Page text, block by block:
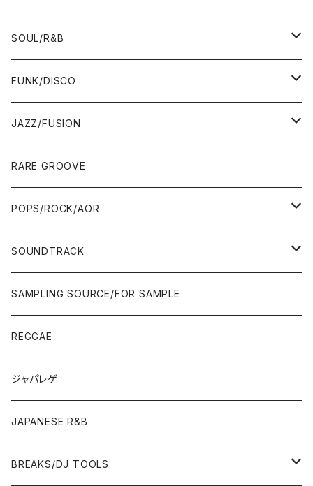
EARLY 90'S MIDDLE〜NEW SCHOOL
WEST COAST/SOUTH
JAPAN ONLY RELEASE/REMIX
80'S OLD SCHOOL
EARLY 90'S MIDDLE〜NEW SCHOOL
WEST COAST/SOUTH
JAPAN ONLY RELEASE/REMIX
80'S OLD SCHOOL〜EARLY 90'S
MID〜LATE 90'S
LP
80'S OLD SCHOOL〜EARLY 90'S
MID〜LATE 90'S
CD/TAPE
CD-R/DEMO/SAMPLE
CD ALBUM
LP
60'S/70'S
80'S
7"/12"
60'S/70'S
80'S
SOUL/R&B
LP
60'S/70'S
80'S
12"/7"
60'S/70'S
80'S
FUNK/DISCO
LP
70'S
80'S
12"/7"
70'S
80'S
JAZZ/FUSION
JAZZ
FUSION
RARE GROOVE
POPS/ROCK/AOR
POPS/S.S.W.
ROCK/AOR
SOUNDTRACK
LP
JAPANESE
OTHERS
7"/12"
JAPANESE
OTHERS
SAMPLING SOURCE/FOR SAMPLE
REGGAE
ジャパレゲ
JAPANESE R&B
BREAKS/DJ TOOLS